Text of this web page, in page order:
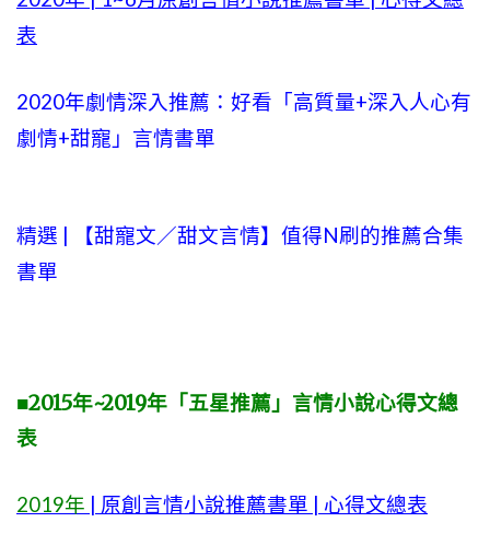
表
2020年劇情深入推薦：好看「高質量+深入人心有
劇情+甜寵」言情書單
精選 | 【甜寵文／甜文言情】值得N刷的推薦合集
書單
■2015年~2019年「五星推薦」言情小說心得文總
表
2019年 | 原創言情小說推薦書單 | 心得文總表